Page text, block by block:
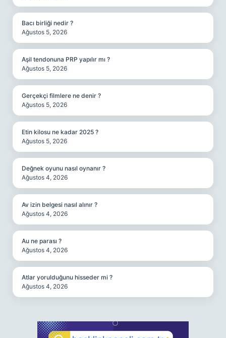
Bacı birliği nedir ?
Ağustos 5, 2026
Aşil tendonuna PRP yapılır mı ?
Ağustos 5, 2026
Gerçekçi filmlere ne denir ?
Ağustos 5, 2026
Etin kilosu ne kadar 2025 ?
Ağustos 5, 2026
Değnek oyunu nasıl oynanır ?
Ağustos 4, 2026
Av izin belgesi nasıl alınır ?
Ağustos 4, 2026
Au ne parası ?
Ağustos 4, 2026
Atlar yorulduğunu hisseder mi ?
Ağustos 4, 2026